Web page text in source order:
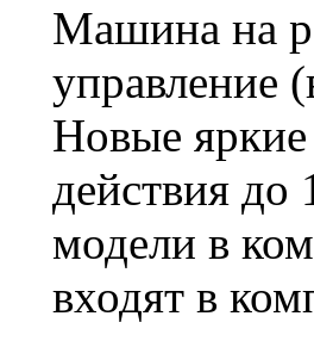
Машина на
управление
Новые
действия до
модели в
входят в